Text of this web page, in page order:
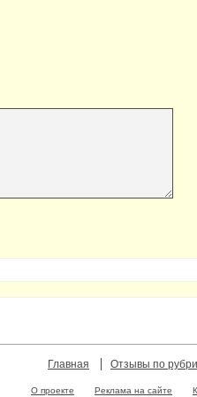
Главная Отзывы по
О проекте Реклама на сайте